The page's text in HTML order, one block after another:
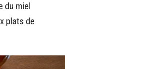
du miel
plats de